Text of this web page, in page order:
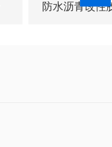
防水沥青改性